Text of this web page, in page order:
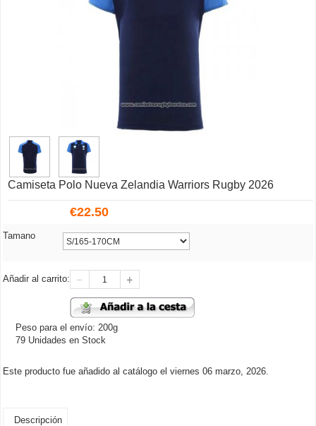
Camiseta Polo Nueva Zelandia Warriors Rugby 2026
€22.50
Tamano
Añadir al carrito:
Peso para el envío: 200g
79 Unidades en Stock
Este producto fue añadido al catálogo el viernes 06 marzo, 2026.
Descripción